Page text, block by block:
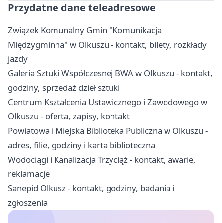
Przydatne dane teleadresowe
Związek Komunalny Gmin "Komunikacja
Międzygminna" w Olkuszu - kontakt, bilety, rozkłady
jazdy
Galeria Sztuki Współczesnej BWA w Olkuszu - kontakt,
godziny, sprzedaż dzieł sztuki
Centrum Kształcenia Ustawicznego i Zawodowego w
Olkuszu - oferta, zapisy, kontakt
Powiatowa i Miejska Biblioteka Publiczna w Olkuszu -
adres, filie, godziny i karta biblioteczna
Wodociągi i Kanalizacja Trzyciąż - kontakt, awarie,
reklamacje
Sanepid Olkusz - kontakt, godziny, badania i
zgłoszenia